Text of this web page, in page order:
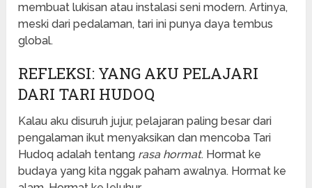
membuat lukisan atau instalasi seni modern. Artinya,
meski dari pedalaman, tari ini punya daya tembus
global.
REFLEKSI: YANG AKU PELAJARI
DARI TARI HUDOQ
Kalau aku disuruh jujur, pelajaran paling besar dari
pengalaman ikut menyaksikan dan mencoba Tari
Hudoq adalah tentang rasa hormat. Hormat ke
budaya yang kita nggak paham awalnya. Hormat ke